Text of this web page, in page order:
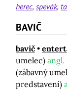
herec spevák
BAVIČ
bavič
umelec) angl.
(zábavný
predstavení)